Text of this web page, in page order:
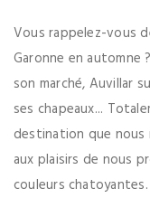
Vous rappelez-vous
Garonne en automne
son marché, Auvillar
ses chapeaux...
destination que nous
aux plaisirs de nous
couleurs